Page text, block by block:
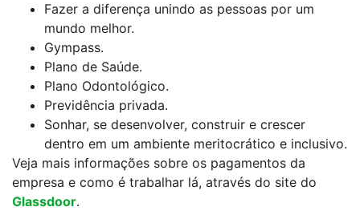
Fazer a diferença unindo as pessoas por um
mundo melhor.
Gympass.
Plano de Saúde.
Plano Odontológico.
Previdência privada.
Sonhar, se desenvolver, construir e crescer
dentro em um ambiente meritocrático e inclusivo.
Veja mais informações sobre os pagamentos da
empresa e como é trabalhar lá, através do site do
Glassdoor.